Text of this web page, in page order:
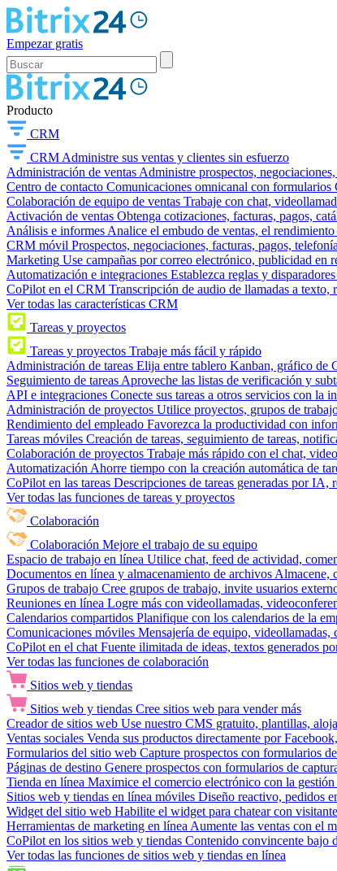
Empezar gratis
Producto
CRM
CRM Administre sus ventas y clientes sin esfuerzo
Administración de ventas Administre prospectos,
Centro de contacto Comunicaciones omnicanal con
Colaboración de equipo de ventas Trabaje con chat,
Activación de ventas Obtenga cotizaciones, facturas, pagos,
Análisis e informes Analice el embudo de ventas, el
CRM móvil Prospectos, negociaciones, facturas, pagos,
Marketing Use campañas por correo electrónico, publicidad en
Automatización e integraciones Establezca reglas y
CoPilot en el CRM Transcripción de audio de llamadas a texto,
Ver todas las características CRM
Tareas y proyectos
Tareas y proyectos Trabaje más fácil y rápido
Administración de tareas Elija entre tablero Kanban, gráfico de
Seguimiento de tareas Aproveche las listas de verificación y
API e integraciones Conecte sus tareas a otros servicios con la
Administración de proyectos Utilice proyectos, grupos de
Rendimiento del empleado Favorezca la productividad con
Tareas móviles Creación de tareas, seguimiento de tareas,
Colaboración de proyectos Trabaje más rápido con el chat,
Automatización Ahorre tiempo con la creación automática de
CoPilot en las tareas Descripciones de tareas generadas por IA,
Ver todas las funciones de tareas y proyectos
Colaboración
Colaboración Mejore el trabajo de su equipo
Espacio de trabajo en línea Utilice chat, feed de actividad,
Documentos en línea y almacenamiento de archivos Almacene,
Grupos de trabajo Cree grupos de trabajo, invite usuarios
Reuniones en línea Logre más con videollamadas,
Calendarios compartidos Planifique con los calendarios de la
Comunicaciones móviles Mensajería de equipo, videollamadas,
CoPilot en el chat Fuente ilimitada de ideas, textos generados
Ver todas las funciones de colaboración
Sitios web y tiendas
Sitios web y tiendas Cree sitios web para vender más
Creador de sitios web Use nuestro CMS gratuito, plantillas,
Ventas sociales Venda sus productos directamente por
Formularios del sitio web Capture prospectos con formularios
Páginas de destino Genere prospectos con formularios de
Tienda en línea Maximice el comercio electrónico con la
Sitios web y tiendas en línea móviles Diseño reactivo, pedidos
Widget del sitio web Habilite el widget para chatear con
Herramientas de marketing en línea Aumente las ventas con el
CoPilot en los sitios web y tiendas Contenido convincente bajo
Ver todas las funciones de sitios web y tiendas en línea